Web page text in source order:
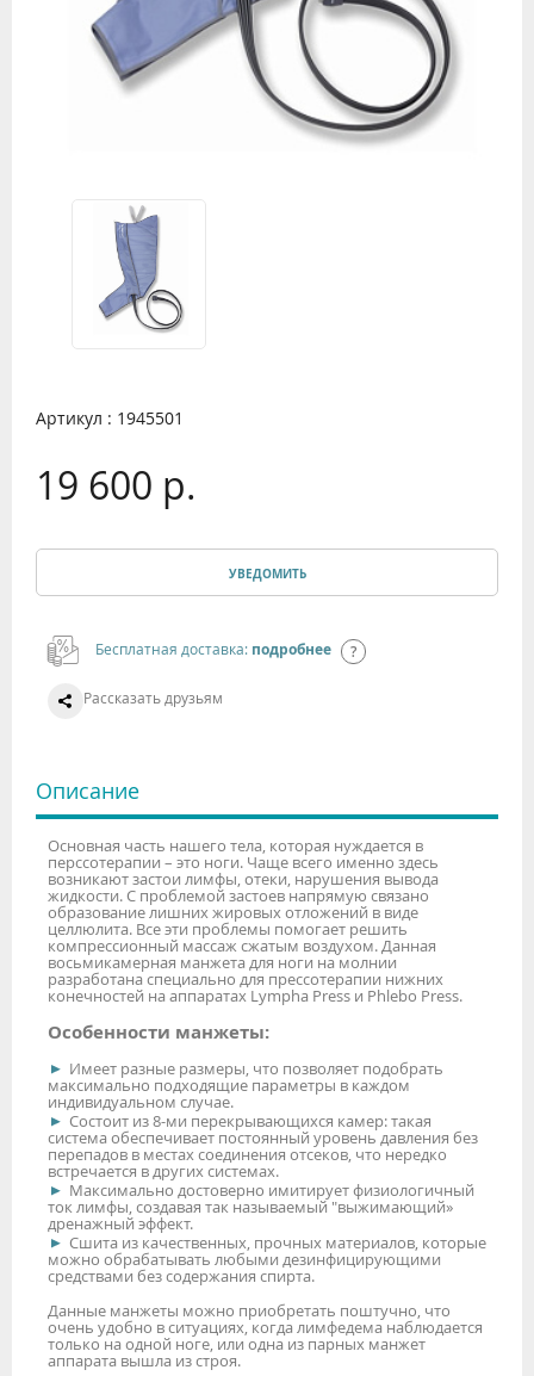
Артикул : 1945501
19 600 р.
УВЕДОМИТЬ
Бесплатная доставка: подробнее
Рассказать друзьям
Описание
Основная часть нашего тела, которая нуждается в
перссотерапии – это ноги. Чаще всего именно здесь
возникают застои лимфы, отеки, нарушения вывода
жидкости. С проблемой застоев напрямую связано
образование лишних жировых отложений в виде
целлюлита. Все эти проблемы помогает решить
компрессионный массаж сжатым воздухом. Данная
восьмикамерная манжета для ноги на молнии
разработана специально для прессотерапии нижних
конечностей на аппаратах Lympha Press и Phlebo Press.
Особенности манжеты:
Имеет разные размеры, что позволяет подобрать
максимально подходящие параметры в каждом
индивидуальном случае.
Состоит из 8-ми перекрывающихся камер: такая
система обеспечивает постоянный уровень давления без
перепадов в местах соединения отсеков, что нередко
встречается в других системах.
Максимально достоверно имитирует физиологичный
ток лимфы, создавая так называемый "выжимающий»
дренажный эффект.
Сшита из качественных, прочных материалов, которые
можно обрабатывать любыми дезинфицирующими
средствами без содержания спирта.
Данные манжеты можно приобретать поштучно, что
очень удобно в ситуациях, когда лимфедема наблюдается
только на одной ноге, или одна из парных манжет
аппарата вышла из строя.